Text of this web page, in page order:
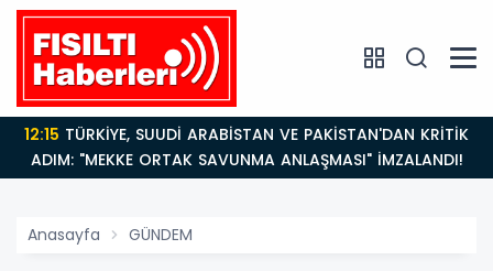
14:21BAKAN GÜRLEK’TEN TİGAD ÇALIŞTAYINDA Çarpıcı
AÇIKLAMALAR: "Pazar Günü Yeni Bir Aydınlığa
Uyanacağız"
Anasayfa GÜNDEM